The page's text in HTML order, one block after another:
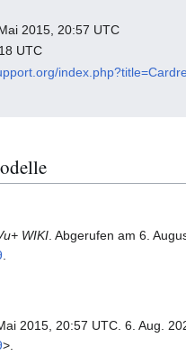
2015, 20:57 UTC
UTC
WIKI. Abgerufen am 6.
.
2015, 20:57 UTC. 6. Aug.
>.